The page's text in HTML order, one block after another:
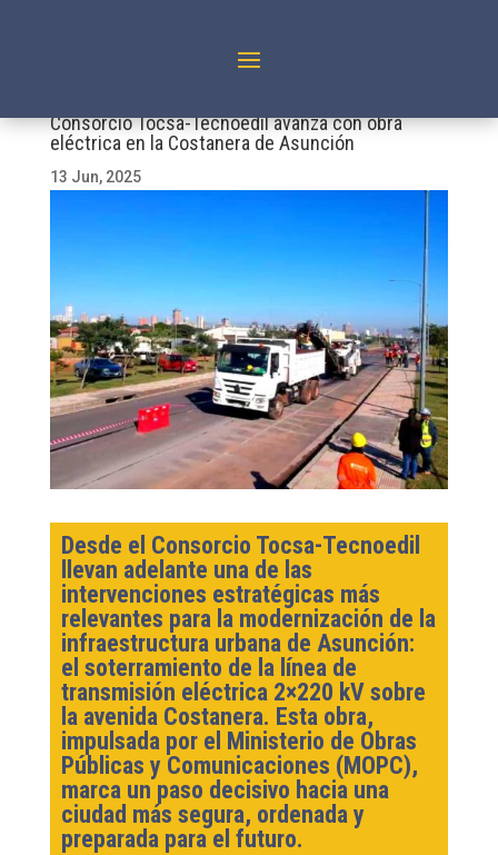
Consorcio Tocsa-Tecnoedil avanza con obra
eléctrica en la Costanera de Asunción
13 Jun, 2025
Desde el Consorcio Tocsa-Tecnoedil
llevan adelante una de las
intervenciones estratégicas más
relevantes para la modernización de la
infraestructura urbana de Asunción:
el soterramiento de la línea de
transmisión eléctrica 2×220 kV sobre
la avenida Costanera. Esta obra,
impulsada por el Ministerio de Obras
Públicas y Comunicaciones (MOPC),
marca un paso decisivo hacia una
ciudad más segura, ordenada y
preparada para el futuro.